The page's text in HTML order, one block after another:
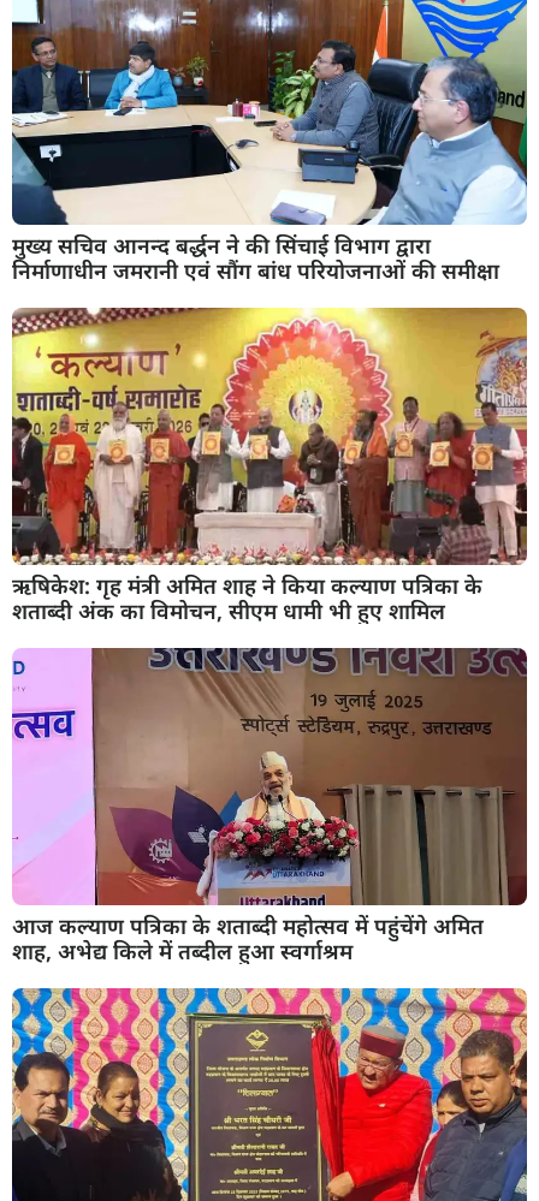
मुख्य सचिव आनन्द बर्द्धन ने की सिंचाई विभाग द्वारा
निर्माणाधीन जमरानी एवं सौंग बांध परियोजनाओं की समीक्षा
ऋषिकेश: गृह मंत्री अमित शाह ने किया कल्याण पत्रिका के
शताब्दी अंक का विमोचन, सीएम धामी भी हुए शामिल
आज कल्याण पत्रिका के शताब्दी महोत्सव में पहुंचेंगे अमित
शाह, अभेद्य किले में तब्दील हुआ स्वर्गाश्रम